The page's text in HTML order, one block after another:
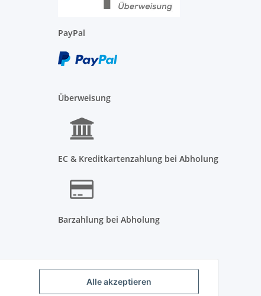
Alle akzeptieren
PayPal
Überweisung
EC & Kreditkartenzahlung bei Abholung
Barzahlung bei Abholung